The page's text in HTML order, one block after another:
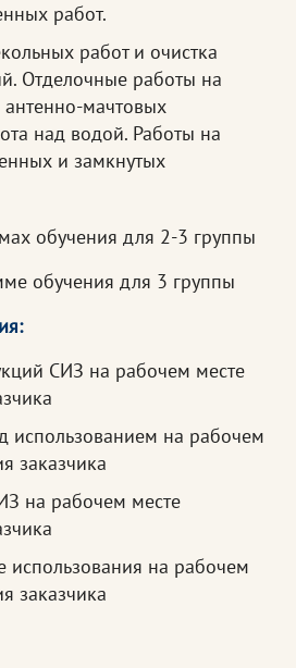
работ.
работ и очистка
Отделочные работы на
антенно-мачтовых
над водой. Работы на
и замкнутых
обучения для 2-3 группы
обучения для 3 группы
СИЗ на рабочем месте
использованием на рабочем
заказчика
на рабочем месте
использования на рабочем
заказчика